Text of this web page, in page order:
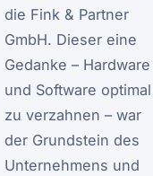
die Fink & Partner
GmbH. Dieser eine
Gedanke – Hardware
und Software optimal
zu verzahnen – war
der Grundstein des
Unternehmens und